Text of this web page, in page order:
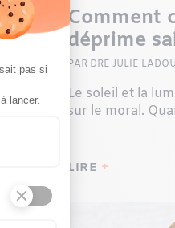
Comment
déprime
animal… ou
PAR DRE JULIE
Le soleil et la
sur le moral.
LIRE